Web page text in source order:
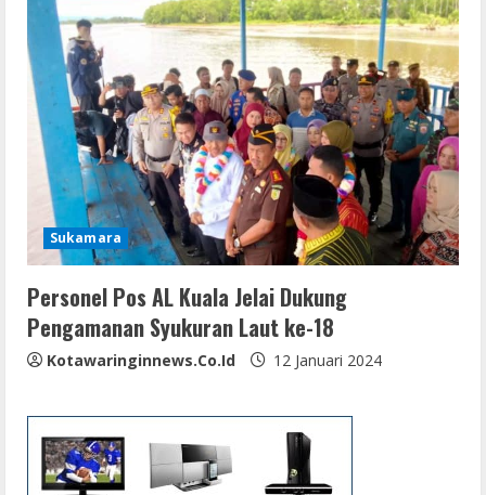
Sukamara
Personel Pos AL Kuala Jelai Dukung
Pengamanan Syukuran Laut ke-18
Kotawaringinnews.co.id 12 Januari 2024